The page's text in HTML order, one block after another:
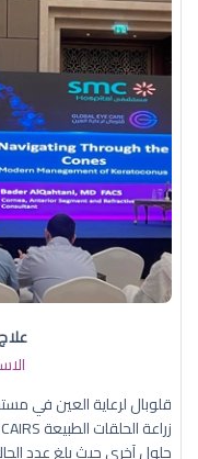
حلول آخرى حيث بلغ عدد الحالات